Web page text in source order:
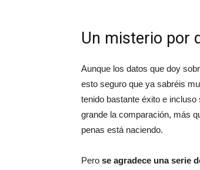
Un misterio por
Aunque los datos que doy
esto seguro que ya sabréis
tenido bastante éxito e incluso
grande la comparación, más
penas está naciendo.
Pero se agradece una serie